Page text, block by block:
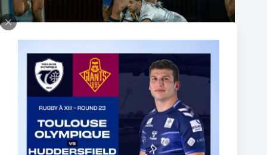
The End of Reubenn Rennie’s Olympian Journey
6 août 2026